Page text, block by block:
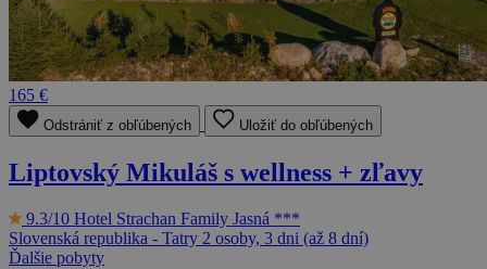
165 €
Odstrániť z obľúbených Uložiť do obľúbených
Liptovský Mikuláš s wellness + zľavy
9.3/10 Hotel Strachan Family Jasná ***
Slovenská republika - Tatry 2 osoby, 3 dni (až 8 dní)
Ďalšie pobyty